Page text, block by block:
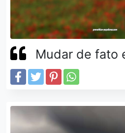
Mudar de fato